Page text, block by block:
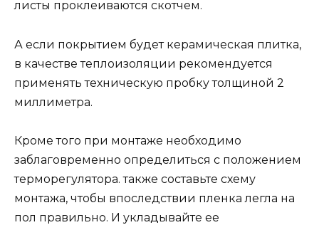
листы проклеиваются скотчем.
А если покрытием будет керамическая плитка,
в качестве теплоизоляции рекомендуется
применять техническую пробку толщиной 2
миллиметра.
Кроме того при монтаже необходимо
заблаговременно определиться с положением
терморегулятора. также составьте схему
монтажа, чтобы впоследствии пленка легла на
пол правильно. И укладывайте ее